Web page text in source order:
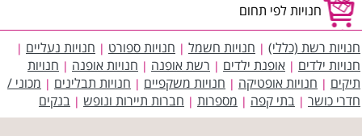
חנויות לפי תחום
חנויות רשת (כללי) | חנויות חשמל | חנויות ספורט | חנויות נעליים |
חנויות ילדים | אופנת ילדים | רשת אופנה | חנויות אופנה | חנויות
תיקים | חנויות אופטיקה | חנויות משקפיים | חנויות תבלינים | מכוני /
חדרי כושר | בתי קפה | מספרות | חברות תיירות ונופש | בנקים